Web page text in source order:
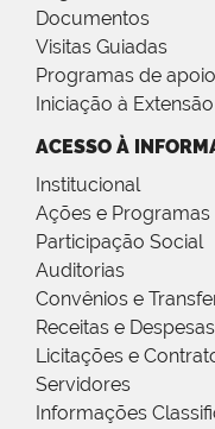
Documentos
Visitas Guiadas
Programas de
Iniciação à Extensão
ACESSO À
Institucional
Ações e Programas
Participação Social
Auditorias
Convênios e
Receitas e Despesas
Licitações e
Servidores
Informações